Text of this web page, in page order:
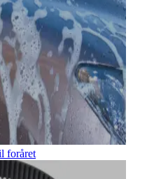
foråret